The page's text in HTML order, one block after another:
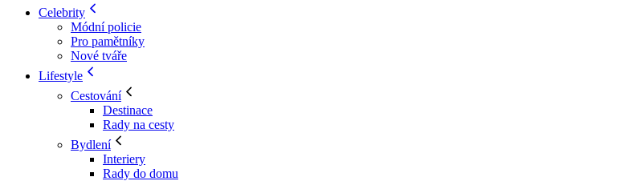
Celebrity
Módní policie
Pro pamětníky
Nové tváře
Lifestyle
Cestování
Destinace
Rady na cesty
Bydlení
Interiery
Rady do domu